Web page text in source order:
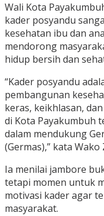
Wali Kota
kader posyandu
kesehatan ibu dan
mendorong
hidup bersih dan
“Kader posyandu
pembangunan
keras, keikhlasan,
di Kota Payakumbuh
dalam mendukung
(Germas),” kata Wako
Ia menilai jambore
tetapi momen untuk
motivasi kader agar
masyarakat.